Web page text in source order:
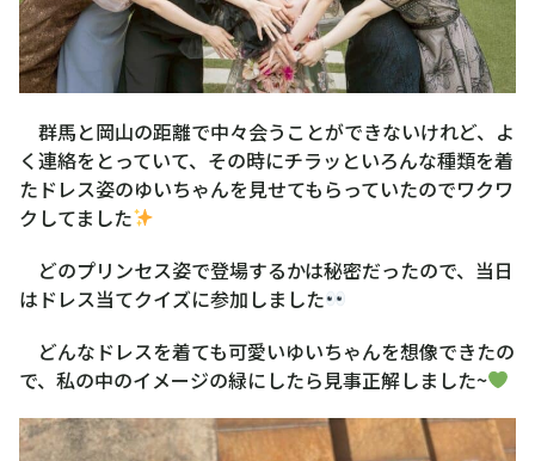
群馬と岡山の距離で中々会うことができないけれど、よ
く連絡をとっていて、その時にチラッといろんな種類を着
たドレス姿のゆいちゃんを見せてもらっていたのでワクワ
クしてました
どのプリンセス姿で登場するかは秘密だったので、当日
はドレス当てクイズに参加しました
どんなドレスを着ても可愛いゆいちゃんを想像できたの
で、私の中のイメージの緑にしたら見事正解しました~